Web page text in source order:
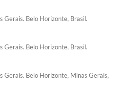
Gerais. Belo Horizonte, Brasil.
Gerais. Belo Horizonte, Brasil.
Gerais. Belo Horizonte, Minas Gerais,